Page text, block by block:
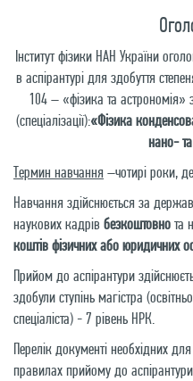
Інститут фізики НАН України
в аспірантурі для здобуття
104 – «фізика та
(спеціалізації):«Фізика
нано-
Термин навчання –чотирі роки,
Навчання здійснюється за
наукових кадрів безкоштовнота
коштів фізичних або юридичних
Прийом до аспірантури
здобули ступінь магістра
спеціаліста) - 7 рівень НРК.
Перелік документі необхідних
правилах прийому до